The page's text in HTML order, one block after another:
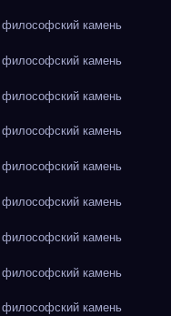
камень
камень
камень
камень
камень
камень
камень
камень
камень